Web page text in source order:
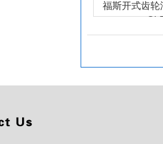
福斯开式齿